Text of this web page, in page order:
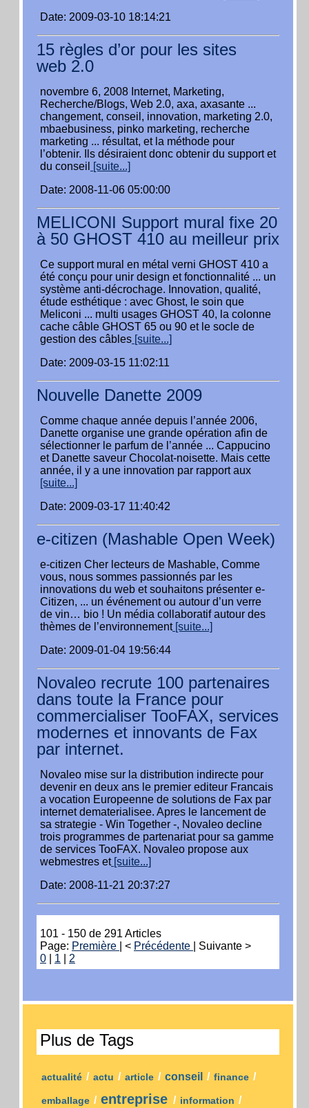
Date: 2009-03-10 18:14:21
15 règles d’or pour les sites
web 2.0
novembre 6, 2008 Internet, Marketing,
Recherche/Blogs, Web 2.0, axa, axasante ...
changement, conseil, innovation, marketing 2.0,
mbaebusiness, pinko marketing, recherche
marketing ... résultat, et la méthode pour
l’obtenir. Ils désiraient donc obtenir du support et
du conseil
[suite...]
Date: 2008-11-06 05:00:00
MELICONI Support mural fixe 20
à 50 GHOST 410 au meilleur prix
Ce support mural en métal verni GHOST 410 a
été conçu pour unir design et fonctionnalité ... un
système anti-décrochage. Innovation, qualité,
étude esthétique : avec Ghost, le soin que
Meliconi ... multi usages GHOST 40, la colonne
cache câble GHOST 65 ou 90 et le socle de
gestion des câbles [suite...]
Date: 2009-03-15 11:02:11
Nouvelle Danette 2009
Comme chaque année depuis l’année 2006,
Danette organise une grande opération afin de
sélectionner le parfum de l’année ... Cappucino
et Danette saveur Chocolat-noisette. Mais cette
année, il y a une innovation par rapport aux
[suite...]
Date: 2009-03-17 11:40:42
e-citizen (Mashable Open Week)
e-citizen Cher lecteurs de Mashable, Comme
vous, nous sommes passionnés par les
innovations du web et souhaitons présenter e-
Citizen, ... un événement ou autour d’un verre
de vin… bio ! Un média collaboratif autour des
thèmes de l’environnement[suite...]
Date: 2009-01-04 19:56:44
Novaleo recrute 100 partenaires
dans toute la France pour
commercialiser TooFAX, services
modernes et innovants de Fax
par internet.
Novaleo mise sur la distribution indirecte pour
devenir en deux ans le premier editeur Francais
a vocation Europeenne de solutions de Fax par
internet dematerialisee. Apres le lancement de
sa strategie - Win Together -, Novaleo decline
trois programmes de partenariat pour sa gamme
de services TooFAX. Novaleo propose aux
webmestres et[suite...]
Date: 2008-11-21 20:37:27
101 - 150 de 291 Articles
Page: Première | < Précédente
| Suivante >
0
1 2
Plus de Tags
actualité / actu / article / conseil / finance /
emballage / entreprise / information /